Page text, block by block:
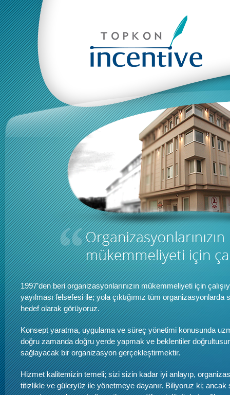
1997’den beri organizasyonlarınızın mükemmeliyeti için
yayılması felsefesi ile; yola çıktığımız tüm
hedef olarak görüyoruz.
Konsept yaratma, uygulama ve süreç yönetimi konusunda
doğru zamanda doğru yerde yapmak ve beklentiler
sağlayacak bir organizasyon gerçekleştirmektir.
Hizmet kalitemizin temeli; sizi sizin kadar iyi anlayıp,
titizlikle ve güleryüz ile yönetmeye dayanır. Biliyoruz ki;